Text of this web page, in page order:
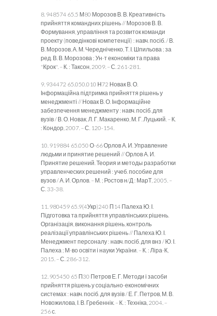
8. 948574 65.5 М80 Морозов В. В. Креативність
прийняття командних рішень // Морозов В. В.
Формування, управління та розвиток команди
проекту (поведінкові компетенції) : навч. посіб. / В.
В. Морозов, А. М. Чередніченко, Т. І. Шпильова ; за
ред. В. В. Морозова ; Ун-т економіки та права
"Крок". – К. : Таксон, 2009. – С. 261-281.
9. 934472 65.050.010 Н72 Новак В. О.
Інформаційна підтримка прийняття рішень у
менеджменті // Новак В. О. Інформаційне
забезпечення менеджменту : навч. посіб. для
вузів / В. О. Новак, Л. Г. Макаренко, М. Г. Луцький. – К.
: Кондор, 2007. – С. 120-154.
10. 919884 65.050 О-66 Орлов А. И. Управление
людьми и принятие решений // Орлов А. И.
Принятие решений. Теория и методы разработки
управленческих решений : учеб. пособие для
вузов / А. И. Орлов. – М. ; Ростов н/Д : МарТ, 2005. –
С. 33-38.
11. 980459 65.9(4Укр)240 П14 Палеха Ю. І.
Підготовка та прийняття управлінських рішень.
Організація, виконання рішень, контроль
реалізації управлінських рішень // Палеха Ю. І.
Менеджмент персоналу : навч. посіб. для внз / Ю. І.
Палеха ; М-во освіти і науки України. – К. : Ліра-К,
2015. – С. 286-312.
12. 905450 65 П30 Петров Е. Г. Методи і засоби
прийняття рішень у соціально-економічних
системах : навч. посіб. для вузів / Е. Г. Петров, М. В.
Новожилова, І. В. Гребеннік. – К. : Техніка, 2004. –
256 с.